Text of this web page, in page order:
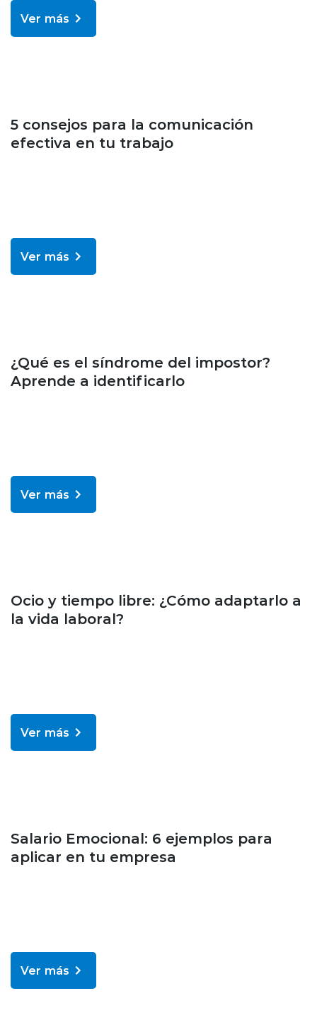
Ver más
5 consejos para la comunicación
efectiva en tu trabajo
Ver más
¿Qué es el síndrome del impostor?
Aprende a identificarlo
Ver más
Ocio y tiempo libre: ¿Cómo adaptarlo a
la vida laboral?
Ver más
Salario Emocional: 6 ejemplos para
aplicar en tu empresa
Ver más